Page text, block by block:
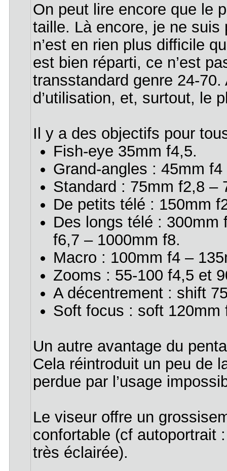
On peut lire encore que le
taille. Là encore, je ne suis
n’est en rien plus difficile
est bien réparti, ce n’est
transstandard genre 24-
d’utilisation, et, surtout, le
Il y a des objectifs pour
Fish-eye 35mm f4,5.
Grand-angles : 45mm
Standard : 75mm f2,8 –
De petits télé : 150mm
Des longs télé : 300mm
f6,7 – 1000mm f8.
Macro : 100mm f4 –
Zooms : 55-100 f4,5 et
A décentrement : shift
Soft focus : soft 120mm
Un autre avantage du
Cela réintroduit un peu de
perdue par l’usage
Le viseur offre un
confortable (cf autoportrait
très éclairée).